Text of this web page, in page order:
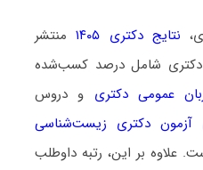
نتایج دکتری ۱۴۰۵
منتشر
دکتری شامل درصد کسب‌شده
عمومی دکتری و دروس
آزمون دکتری زیست‌شناسی
علاوه بر این، رتبه داوطلب